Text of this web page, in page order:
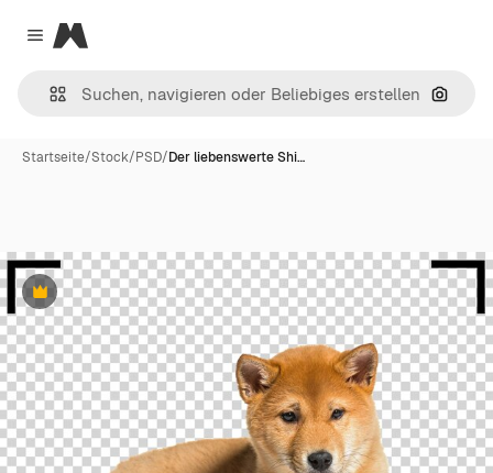
Close menu
Magnific
Nach
Startseite/Stock/PSD/Der liebenswerte Shi…
Premium